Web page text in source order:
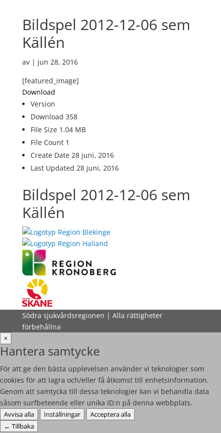
Bildspel 2012-12-06 sem
Källén
av | jun 28, 2016
[featured_image]
Download
Version
Download 358
File Size 1.04 MB
File Count 1
Create Date 28 juni, 2016
Last Updated 28 juni, 2016
Bildspel 2012-12-06 sem
Källén
Södra sjukvårdsregionen | Alla rättigheter
förbehållna
×
Hantera samtycke
För att ge den bästa upplevelsen använder vi teknologier som
cookies för att lagra och/eller få åtkomst till enhetsinformation.
Genom att samtycka till dessa teknologier kan vi behandla data
såsom surfbeteende eller unika ID:n på denna webbplats.
Avvisa alla Inställningar
Acceptera alla
← Tillbaka